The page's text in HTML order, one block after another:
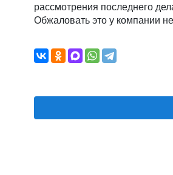
рассмотрения последнего
Обжаловать это у компании